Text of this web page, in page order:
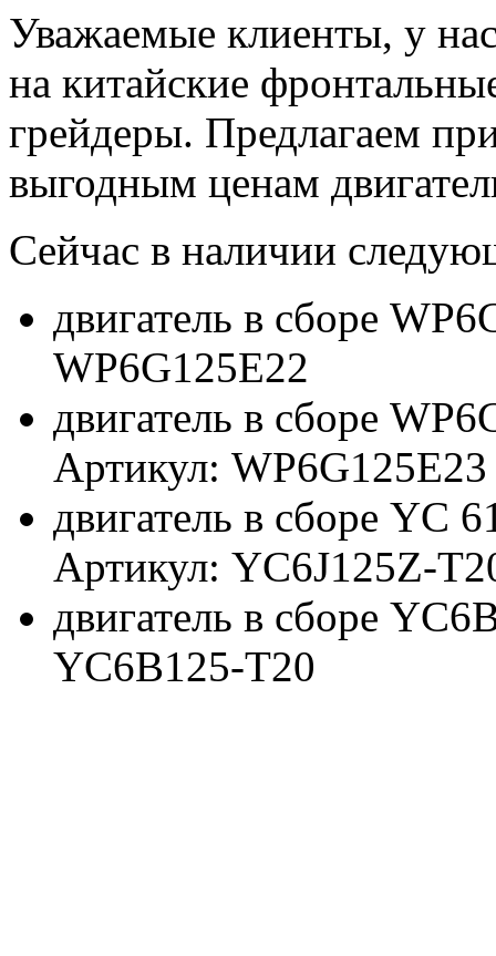
Уважаемые клиенты, у
на китайские
грейдеры. Предлагаем
выгодным ценам
Сейчас в наличии
двигатель в сборе
WP6G125E22
двигатель в сборе
Артикул: WP6G125E23
двигатель в сборе
Артикул: YC6J125Z-
двигатель в сборе
YC6B125-T20